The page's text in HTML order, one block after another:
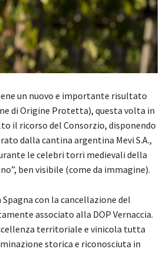
un nuovo e importante risultato
di Origine Protetta), questa volta in
il ricorso del Consorzio, disponendo
dalla cantina argentina Mevi S.A.,
le celebri torri medievali della
ben visibile (come da immagine).
con la cancellazione del
associato alla DOP Vernaccia.
territoriale e vinicola tutta
storica e riconosciuta in